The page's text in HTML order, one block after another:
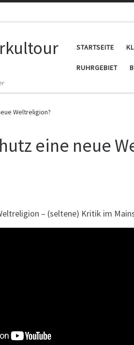
STARTSEITE
RUHRGEBIET
Weltreligion?
eine neue
– (seltene) Kritik im